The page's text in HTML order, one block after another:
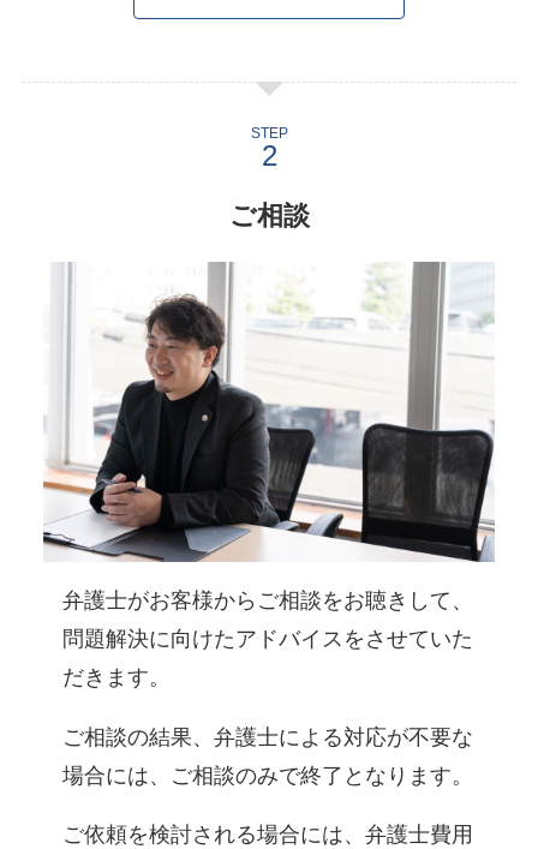
STEP
ご相談
弁護士がお客様からご相談をお聴きして、
問題解決に向けたアドバイスをさせていた
だきます。
ご相談の結果、弁護士による対応が不要な
場合には、ご相談のみで終了となります。
ご依頼を検討される場合には、弁護士費用